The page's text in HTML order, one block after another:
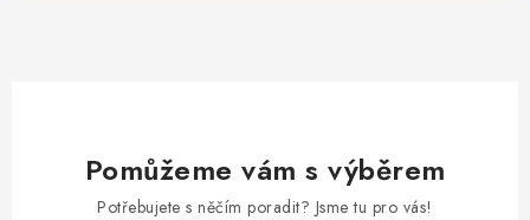
Pomůžeme vám s výběrem
Potřebujete s něčím poradit? Jsme tu pro vás!